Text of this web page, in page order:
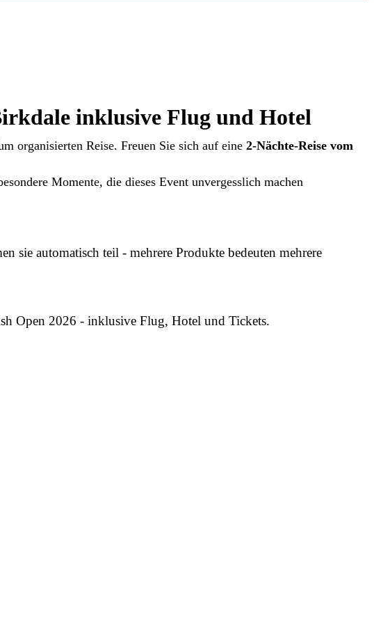
inklusive Flug und Hotel
organisierten Reise. Freuen Sie sich auf eine 2-Nächte-Reise vom
Momente, die dieses Event unvergesslich machen
sie automatisch teil - mehrere Produkte bedeuten mehrere
Open 2026 - inklusive Flug, Hotel und Tickets.